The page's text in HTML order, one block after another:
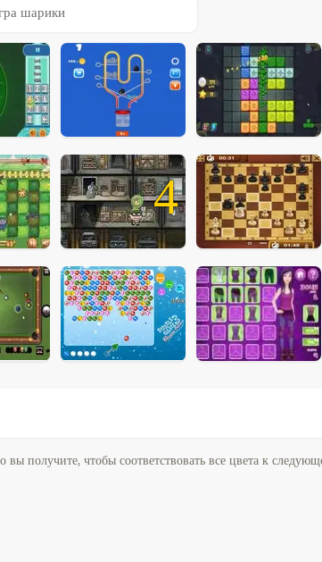
шарики
4
получите, чтобы соответствовать все цвета к